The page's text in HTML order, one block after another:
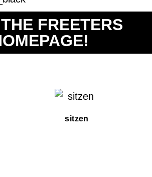
FREETERS
sitzen